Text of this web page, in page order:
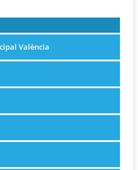
València